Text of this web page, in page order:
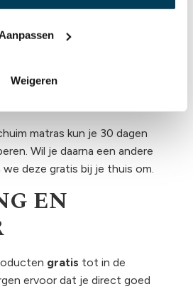
Weigeren
ROYAL
THUIS
matras kun je 30 dagen
Wil je daarna een andere
we deze gratis bij je thuis om.
EN
gratis tot in de
ervoor dat je direct goed